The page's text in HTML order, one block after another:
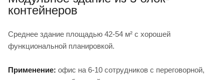
контейнеров
Среднее здание площадью 42-54 м² с хорошей
функциональной планировкой.
Применение: офис на 6-10 сотрудников с переговорной,